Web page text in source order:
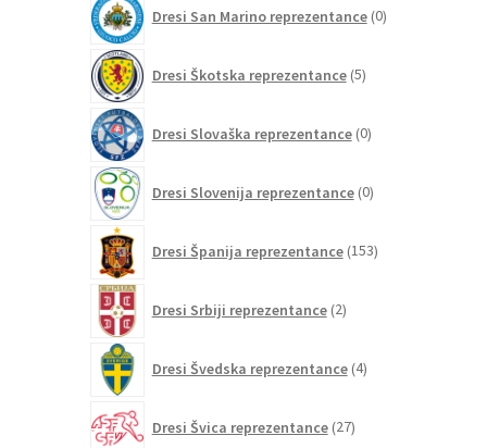
Dresi San Marino reprezentance 0izdelkov
Dresi Škotska reprezentance 5izdelkov
Dresi Slovaška reprezentance 0izdelkov
Dresi Slovenija reprezentance 0izdelkov
Dresi Španija reprezentance 153izdelkov
Dresi Srbiji reprezentance 2izdelka
Dresi Švedska reprezentance 4izdelki
Dresi Švica reprezentance 27izdelkov